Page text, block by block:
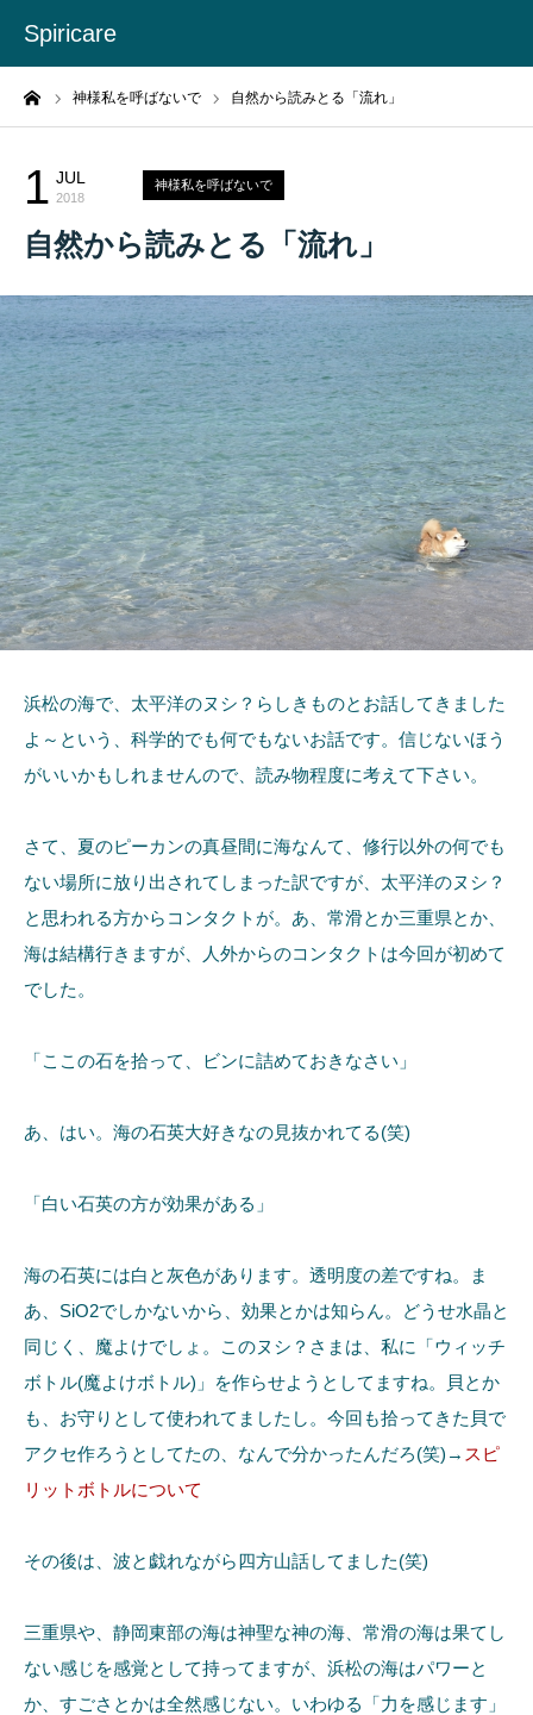
Spiricare
神様私を呼ばないで 自然から読みとる「流れ」
1 JUL
2018
神様私を呼ばないで
自然から読みとる「流れ」
浜松の海で、太平洋のヌシ？らしきものとお話してきました
よ～という、科学的でも何でもないお話です。信じないほう
がいいかもしれませんので、読み物程度に考えて下さい。
さて、夏のピーカンの真昼間に海なんて、修行以外の何でも
ない場所に放り出されてしまった訳ですが、太平洋のヌシ？
と思われる方からコンタクトが。あ、常滑とか三重県とか、
海は結構行きますが、人外からのコンタクトは今回が初めて
でした。
「ここの石を拾って、ビンに詰めておきなさい」
あ、はい。海の石英大好きなの見抜かれてる(笑)
「白い石英の方が効果がある」
海の石英には白と灰色があります。透明度の差ですね。ま
あ、SiO2でしかないから、効果とかは知らん。どうせ水晶と
同じく、魔よけでしょ。このヌシ？さまは、私に「ウィッチ
ボトル(魔よけボトル)」を作らせようとしてますね。貝とか
も、お守りとして使われてましたし。今回も拾ってきた貝で
アクセ作ろうとしてたの、なんで分かったんだろ(笑)→ スピ
リットボトルについて
その後は、波と戯れながら四方山話してました(笑)
三重県や、静岡東部の海は神聖な神の海、常滑の海は果てし
ない感じを感覚として持ってますが、浜松の海はパワーと
か、すごさとかは全然感じない。いわゆる「力を感じます」